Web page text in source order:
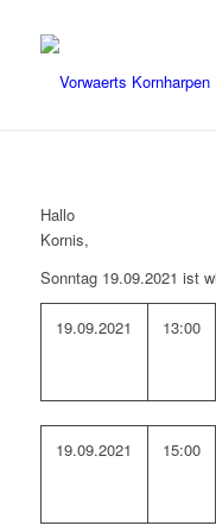
Hallo
Kornis,
Sonntag 19.09.2021 ist
19.09.2021 13:00
19.09.2021 15:00